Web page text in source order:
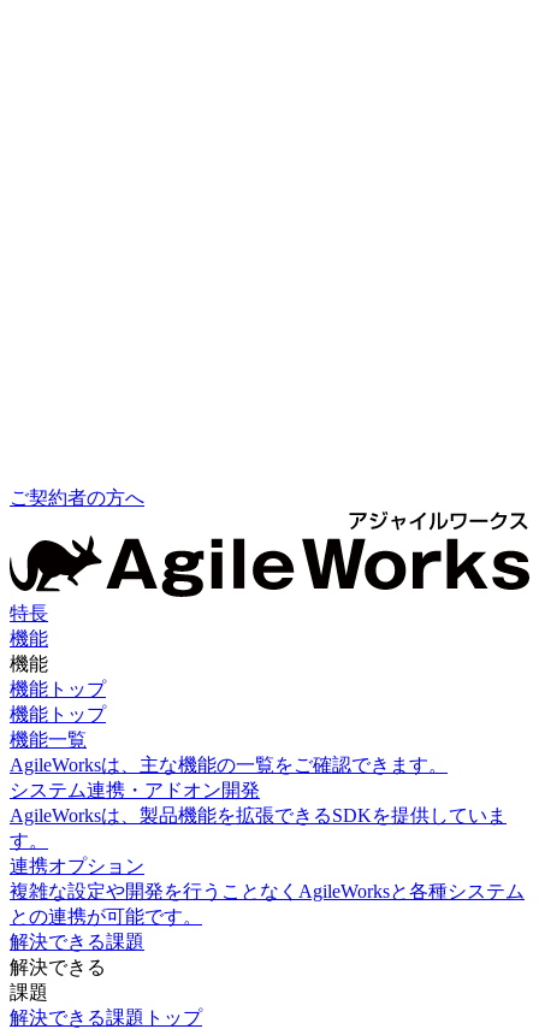
ご契約者の方へ
特長
機能
機能
機能トップ
機能トップ
機能一覧
AgileWorksは、主な機能の一覧をご確認できます。
システム連携・アドオン開発
AgileWorksは、製品機能を拡張できるSDKを提供していま
す。
連携オプション
複雑な設定や開発を行うことなくAgileWorksと各種システム
との連携が可能です。
解決できる課題
解決できる
課題
解決できる課題トップ